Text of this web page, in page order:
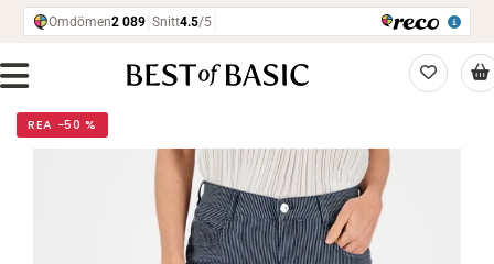
REA −50 %